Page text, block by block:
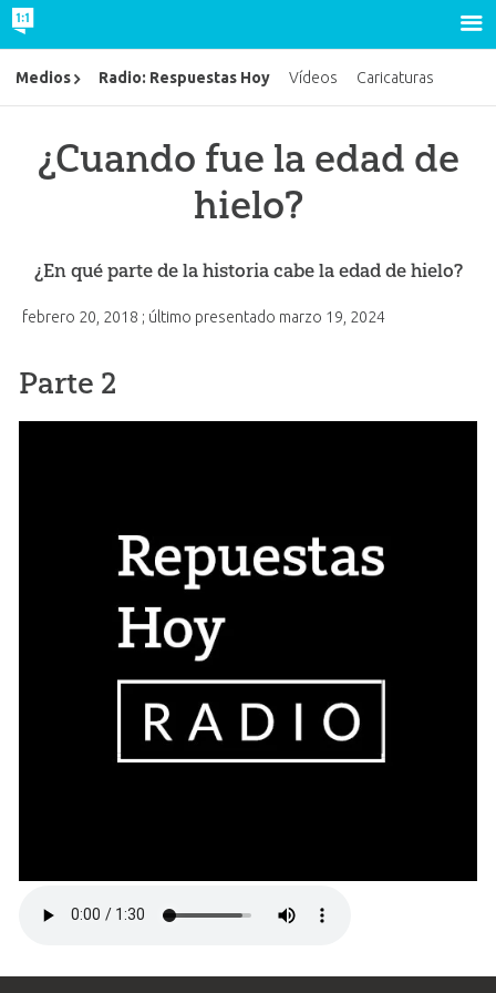
¿Cuando fue la edad de
hielo?
¿En qué parte de la historia cabe la edad de hielo?
febrero 20, 2018 ; último presentado marzo 19, 2024
Parte 2
Medios Radio: Respuestas Hoy Vídeos Caricaturas